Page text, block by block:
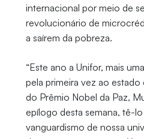
internacional por meio de
revolucionário de
a saírem da pobreza.
“Este ano a Unifor, mais
pela primeira vez ao
do Prêmio Nobel da Paz,
epílogo desta semana, tê-
vanguardismo de nossa